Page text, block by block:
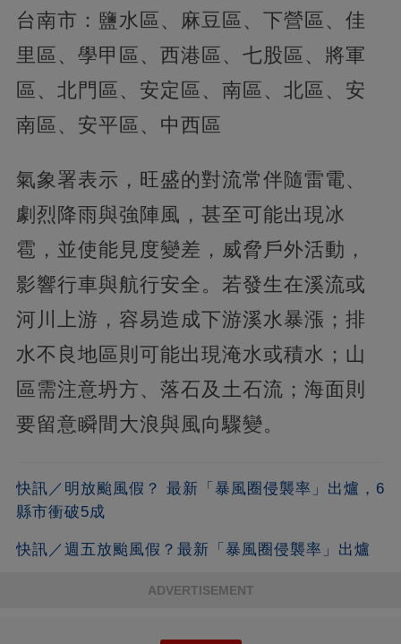
台南市：鹽水區、麻豆區、下營區、佳
里區、學甲區、西港區、七股區、將軍
區、北門區、安定區、南區、北區、安
南區、安平區、中西區
氣象署表示，旺盛的對流常伴隨雷電、
劇烈降雨與強陣風，甚至可能出現冰
雹，並使能見度變差，威脅戶外活動，
影響行車與航行安全。若發生在溪流或
河川上游，容易造成下游溪水暴漲；排
水不良地區則可能出現淹水或積水；山
區需注意坍方、落石及土石流；海面則
要留意瞬間大浪與風向驟變。
快訊／明放颱風假？ 最新「暴風圈侵襲率」出爐，6
縣市衝破5成
快訊／週五放颱風假？最新「暴風圈侵襲率」出爐
ADVERTISEMENT